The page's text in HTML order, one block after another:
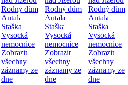
Rodný dům
Antala
Staška
Vysocká
nemocnice
Zobrazit
všechny
záznamy ze
dne
Rodný dům
Antala
Staška
Vysocká
nemocnice
Zobrazit
všechny
záznamy ze
dne
Rodný dům
Antala
Staška
Vysocká
nemocnice
Zobrazit
všechny
záznamy ze
dne